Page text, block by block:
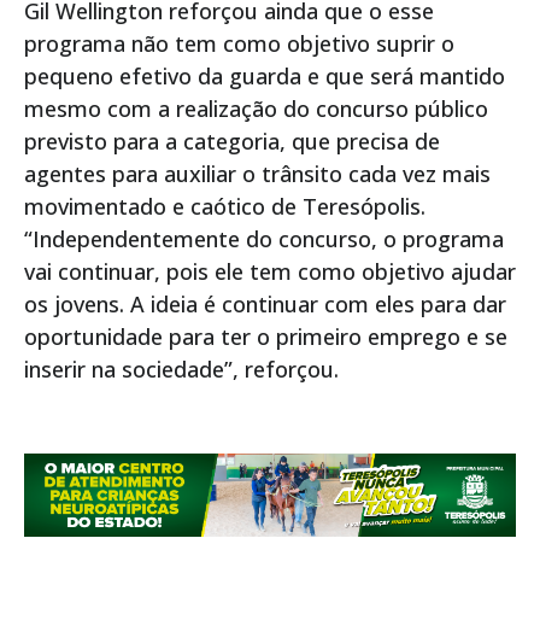
Gil Wellington reforçou ainda que o esse
programa não tem como objetivo suprir o
pequeno efetivo da guarda e que será mantido
mesmo com a realização do concurso público
previsto para a categoria, que precisa de
agentes para auxiliar o trânsito cada vez mais
movimentado e caótico de Teresópolis.
“Independentemente do concurso, o programa
vai continuar, pois ele tem como objetivo ajudar
os jovens. A ideia é continuar com eles para dar
oportunidade para ter o primeiro emprego e se
inserir na sociedade”, reforçou.